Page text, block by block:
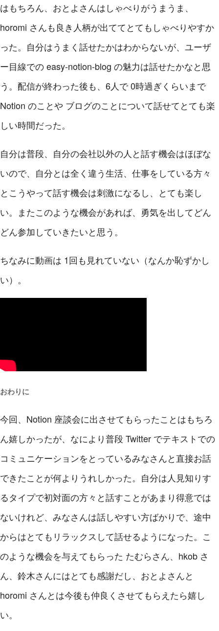
はもちろん、おとよさんはしゃべりがうまうま、
horomi さんも良き人柄が出ててとてもしゃべりやすか
った。自分はうまく話せたかはわからないが、ユーザ
ー目線での easy-notion-blog の魅力は話せたかなと思
う。配信が終わった後も、6人で 0時過ぎくらいまで
Notion のことや ブログのことについて話せてとても楽
しい時間だった。
自分は普段、自分の会社以外の人と話す機会はほぼな
いので、自分とは全く違う生活、仕事をしている方々
とこうやって話す機会は刺激になるし、とても楽し
い。またこのような機会があれば、勇気を出してどん
どん参加していきたいと思う。
ちなみに動画は 1回も見れていない（なんか恥ずかし
い）。
おわりに
今回、Notion 座談会に出させてもらったことはもちろ
ん嬉しかったが、なにより普段 Twitter でテキストでの
コミュニケーションをとっているみなさんと直接お話
できたことが何よりうれしかった。自分は人見知りす
るタイプで初対面の方々と話すことがあまり得意では
ないけれど、みなさんは話しやすい方ばかりで、途中
からはとてもリラックスして話せるようになった。こ
のような機会を与えてもらった たむらさん、hkob さ
ん、鈴木さんにはとても感謝だし、おとよさんと
horomi さんとは今後も仲良くさせてもらえたら嬉し
い。